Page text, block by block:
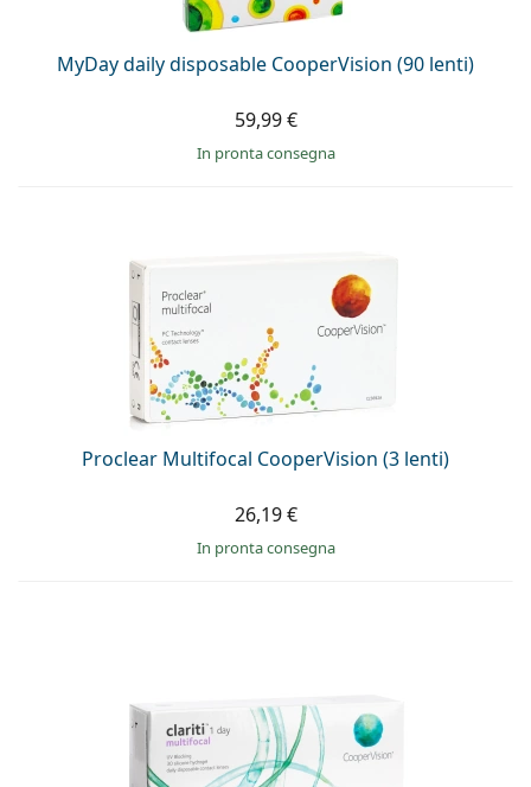
MyDay daily disposable CooperVision (90 lenti)
59,99 €
in pronta consegna
Proclear Multifocal CooperVision (3 lenti)
26,19 €
in pronta consegna